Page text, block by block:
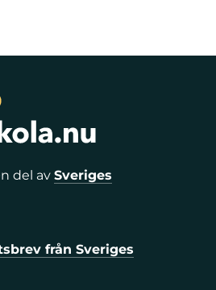
del av Sveriges
från Sveriges